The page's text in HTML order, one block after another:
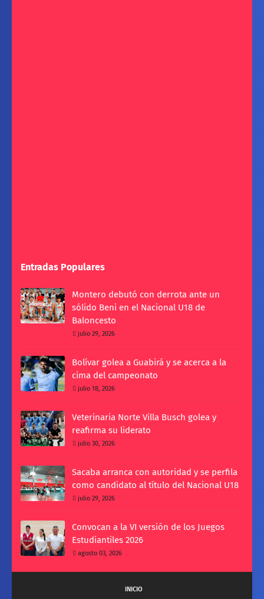
Entradas Populares
Montero debutó con derrota ante un
sólido Beni en el Nacional U18 de
Baloncesto
julio 29, 2026
Bolívar golea a Guabirá y se acerca a la
cima del campeonato
julio 18, 2026
Veterinaria Norte Villa Busch golea y
reafirma su liderato
julio 30, 2026
Sacaba arranca con autoridad y se perfila
como candidato al título del Nacional U18
julio 29, 2026
Convocan a la VI versión de los Juegos
Estudiantiles 2026
agosto 03, 2026
INICIO